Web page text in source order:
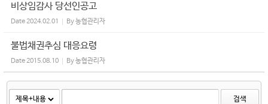
비상임감사 당선인공고
Date2024.02.01 By농협관리자
불법채권추심 대응요령
Date2015.08.10 By농협관리자
검색